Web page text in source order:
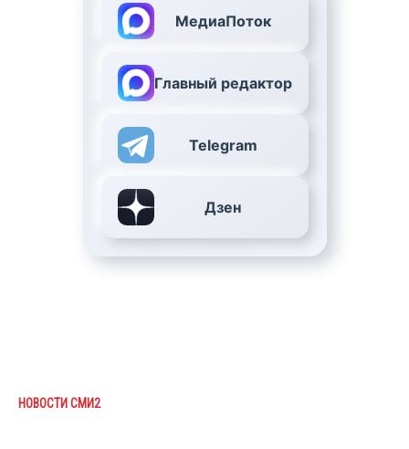
МедиаПоток
Главный редактор
Telegram
Дзен
НОВОСТИ СМИ2